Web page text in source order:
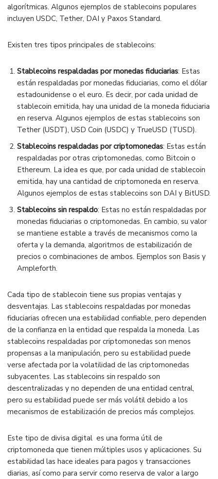
algorítmicas. Algunos ejemplos de stablecoins populares
incluyen USDC, Tether, DAI y Paxos Standard.
Existen tres tipos principales de stablecoins:
Stablecoins respaldadas por monedas fiduciarias: Estas
están respaldadas por monedas fiduciarias, como el dólar
estadounidense o el euro. Es decir, por cada unidad de
stablecoin emitida, hay una unidad de la moneda fiduciaria
en reserva. Algunos ejemplos de estas stablecoins son
Tether (USDT), USD Coin (USDC) y TrueUSD (TUSD).
Stablecoins respaldadas por criptomonedas: Estas están
respaldadas por otras criptomonedas, como Bitcoin o
Ethereum. La idea es que, por cada unidad de stablecoin
emitida, hay una cantidad de criptomoneda en reserva.
Algunos ejemplos de estas stablecoins son DAI y BitUSD.
Stablecoins sin respaldo: Estas no están respaldadas por
monedas fiduciarias o criptomonedas. En cambio, su valor
se mantiene estable a través de mecanismos como la
oferta y la demanda, algoritmos de estabilización de
precios o combinaciones de ambos. Ejemplos son Basis y
Ampleforth.
Cada tipo de stablecoin tiene sus propias ventajas y
desventajas. Las stablecoins respaldadas por monedas
fiduciarias ofrecen una estabilidad confiable, pero dependen
de la confianza en la entidad que respalda la moneda. Las
stablecoins respaldadas por criptomonedas son menos
propensas a la manipulación, pero su estabilidad puede
verse afectada por la volatilidad de las criptomonedas
subyacentes. Las stablecoins sin respaldo son
descentralizadas y no dependen de una entidad central,
pero su estabilidad puede ser más volátil debido a los
mecanismos de estabilización de precios más complejos.
Este tipo de divisa digital es una forma útil de
criptomoneda que tienen múltiples usos y aplicaciones. Su
estabilidad las hace ideales para pagos y transacciones
diarias, así como para servir como reserva de valor a largo